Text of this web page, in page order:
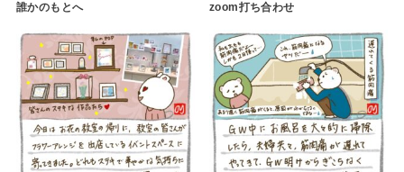
誰かのもとへ
zoom打ち合わせ